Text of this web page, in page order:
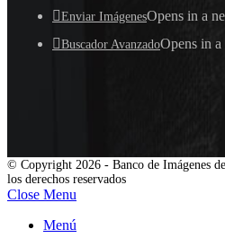
Enviar ImágenesOpens in a
Buscador AvanzadoOpens in
© Copyright 2026 - Banco de Imágenes
los derechos reservados
Close Menu
Menú